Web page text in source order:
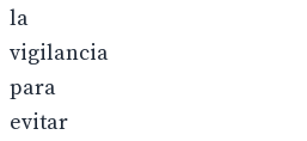
la
vigilancia
para
evitar